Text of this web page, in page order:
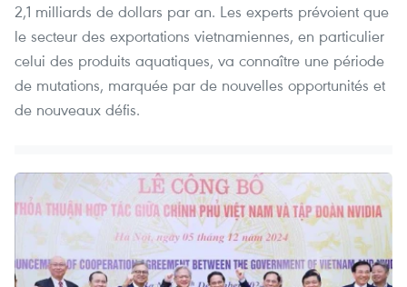
2,1 milliards de dollars par an. Les experts prévoient que
le secteur des exportations vietnamiennes, en particulier
celui des produits aquatiques, va connaître une période
de mutations, marquée par de nouvelles opportunités et
de nouveaux défis.